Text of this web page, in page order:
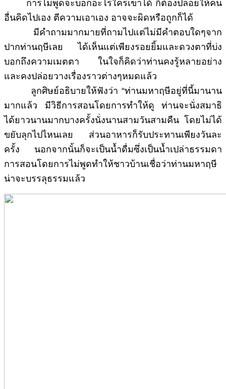
การไม่พูดจะบอกอะไรใครเขาได้ ก็ต้องปล่อยให้คน
อื่นคิดไปเอง ตีความเอาเอง อาจจะผิดหรือถูกก็ได้
มีคำถามมากมายที่ถามไปแต่ไม่มีคำตอบใดๆจาก
ปากท่านฤษีเลย ได้เห็นแต่เพียงรอยยิ้มและดวงตาที่บ่ง
บอกถึงความเมตตา ในใจก็คิดว่าท่านคงรู้หลายอย่าง
และคงปล่อยวางเรื่องราวต่างๆหมดแล้ว
ลูกศิษย์อธิบายให้ฟังว่า “ท่านมหาฤษีอยู่ที่นี้มานาน
มากแล้ว มีวิธีการสอนโดยการทำให้ดู ท่านจะนั่งสมาธิ
ได้ยาวนานมากบางครั้งนั่งนานสามวันสามคืน โดยไม่ได้
ขยับลุกไปไหนเลย ส่วนอาหารก็รับประทานเพียงวันละ
ครั้ง นอกจากนั้นก็จะเป็นน้ำดื่มซึ่งเป็นน้ำเปล่าธรรมดา
การสอนโดยการไม่พูดทำให้ชาวบ้านเชื่อว่าท่านมหาฤษี
น่าจะบรรลุธรรมแล้ว